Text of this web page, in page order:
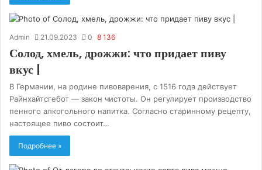
Admin 21.09.2023 0 8 136
Солод, хмель, дрожжи: что придает пиву
вкус |
В Германии, на родине пивоварения, с 1516 года действует
Райнхайтсгебот — закон чистоты. Он регулирует производство
пенного алкогольного напитка. Согласно старинному рецепту,
настоящее пиво состоит…
Подробнее »